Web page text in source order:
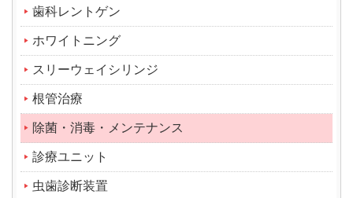
歯科レントゲン
ホワイトニング
スリーウェイシリンジ
根管治療
除菌・消毒・メンテナンス
診療ユニット
虫歯診断装置